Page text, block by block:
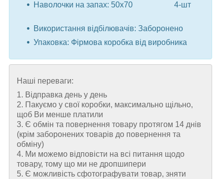
Наволочки на запах: 50x70 4-шт
Використання відбілювачів: Заборонено
Упаковка: Фірмова коробка від виробника
Наші переваги:
1. Відправка день у день
2. Пакуємо у свої коробки, максимально щільно,
щоб Ви менше платили
3. Є обмін та повернення товару протягом 14 днів
(крім заборонених товарів до повернення та
обміну)
4. Ми можемо відповісти на всі питання щодо
товару, тому що ми не дропшипери
5. Є можливість сфотографувати товар, зняти